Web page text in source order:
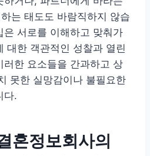
는 태도도 바람직하지 않습
은 서로를 이해하고 맞춰가
대한 객관적인 성찰과 열린
러한 요소들을 간과하고 상
못한 실망감이나 불필요한
다.
혼정보회사의